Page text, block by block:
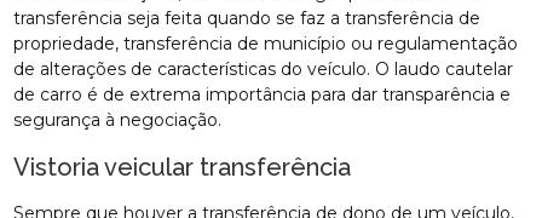
transferência seja feita quando se faz a transferência de
propriedade, transferência de município ou regulamentação
de alterações de características do veículo. O laudo cautelar
de carro é de extrema importância para dar transparência e
segurança à negociação.
Vistoria veicular transferência
Sempre que houver a transferência de dono de um veículo,